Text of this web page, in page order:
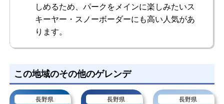
できます。あまり混み合っていない点も含め、利便性も高
く毎週利用しています。施設も使いやすく、清潔な環境で
した。また行きたいと思えるスキー場です。
もっと見る
総合評価 5.0
しめるため、パークをメインに楽しみたいス
キーヤー・スノーボーダーにも高い人気があ
ります。
この地域のその他のゲレンデ
長野県 長野県 長野県